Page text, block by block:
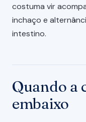
costuma vir
inchaço e
intestino.
Quando a
embaixo